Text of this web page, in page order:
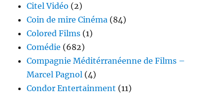
Citel Vidéo (2)
Coin de mire Cinéma (84)
Colored Films (1)
Comédie (682)
Compagnie Méditérranéenne de Films –
Marcel Pagnol (4)
Condor Entertainment (11)